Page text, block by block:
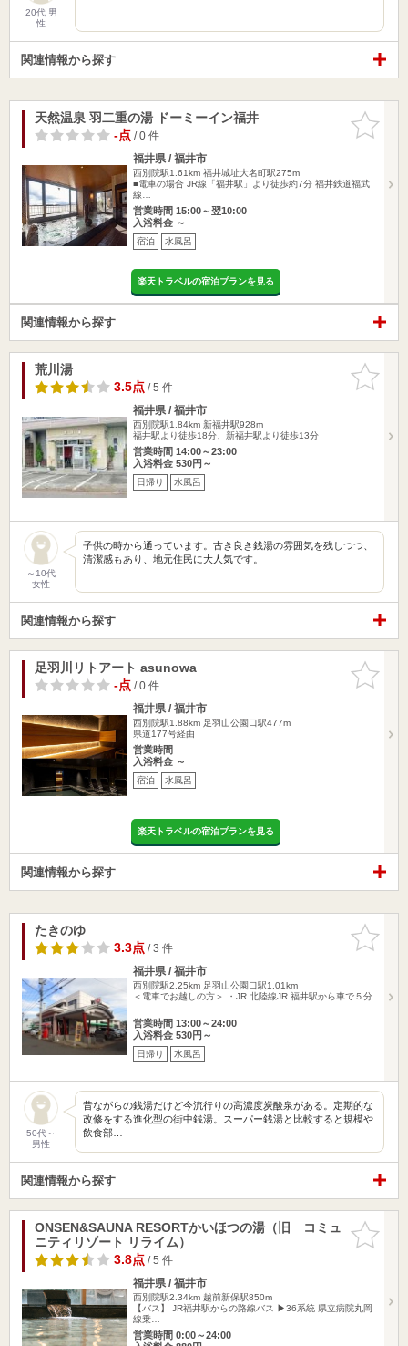
20代 男
性
関連情報から探す
お気に入
りに追加
天然温泉 羽二重の湯 ドーミーイン福井
-点/ 0 件
福井県 / 福井市
西別院駅1.61km 福井城址大名町駅275m
■電車の場合 JR線「福井駅」より徒歩約7分 福井鉄道福武
線…
営業時間 15:00～翌10:00
入浴料金 ～
宿泊 水風呂
楽天トラベルの宿泊プランを見る
関連情報から探す
お気に入
りに追加
荒川湯
3.5点/ 5 件
福井県 / 福井市
西別院駅1.84km 新福井駅928m
福井駅より徒歩18分、新福井駅より徒歩13分
営業時間 14:00～23:00
入浴料金 530円～
日帰り 水風呂
～10代
女性
子供の時から通っています。古き良き銭湯の雰囲気を残しつつ、
清潔感もあり、地元住民に大人気です。
関連情報から探す
お気に入
りに追加
足羽川リトアート asunowa
-点/ 0 件
福井県 / 福井市
西別院駅1.88km 足羽山公園口駅477m
県道177号経由
営業時間
入浴料金 ～
宿泊 水風呂
楽天トラベルの宿泊プランを見る
関連情報から探す
お気に入
りに追加
たきのゆ
3.3点/ 3 件
福井県 / 福井市
西別院駅2.25km 足羽山公園口駅1.01km
＜電車でお越しの方＞ ・JR 北陸線JR 福井駅から車で５分
営業時間 13:00～24:00
入浴料金 530円～
日帰り 水風呂
50代～
男性
昔ながらの銭湯だけど今流行りの高濃度炭酸泉がある。定期的な
改修をする進化型の街中銭湯。スーパー銭湯と比較すると規模や
飲食部…
関連情報から探す
お気に入
りに追加
ONSEN&SAUNA RESORTかいほつの湯（旧 コミュ
ニティリゾート リライム）
3.8点/ 5 件
福井県 / 福井市
西別院駅2.34km 越前新保駅850m
【バス】 JR福井駅からの路線バス ▶36系統 県立病院丸岡
線乗…
営業時間 0:00～24:00